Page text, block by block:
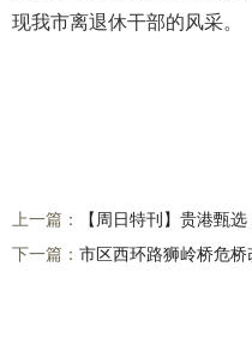
现我市离退休干部的风采。
上一篇：
【周日特刊】贵港甄
下一篇： 市区西环路狮岭桥危